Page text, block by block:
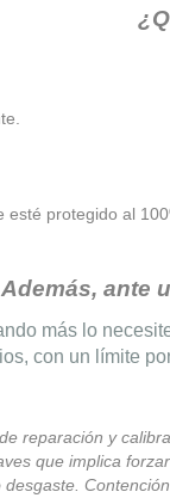
protegido al
Además, ante
más lo
con un límite
reparación y
que implica